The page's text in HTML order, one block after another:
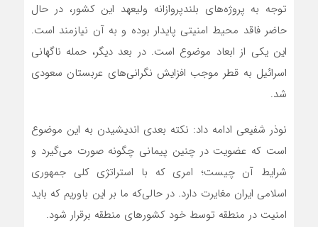
توجه به پروژه‌های بلندپروازانه ولیعهد این کشور، در حال
حاضر فاقد محیط امنیتی پایدار بوده و به آن نیازمند است.
این یکی از ابعاد موضوع است. در بعد دیگر، حمله ناگهانی
اسرائیل به قطر موجب افزایش نگرانی‌های عربستان سعودی
شد.
نوذر شفیعی ادامه داد: نکته بعدی اندیشیدن به این موضوع
است که عضویت در چنین پیمانی چگونه صورت می‌گیرد و
شرایط آن چیست؛ امری که با استراتژی کلی جمهوری
اسلامی ایران مغایرت دارد. در حالی‌که ما بر این باوریم که باید
امنیت در منطقه توسط خود کشورهای منطقه برقرار شود.